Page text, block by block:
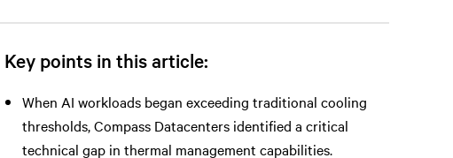
Key points in this article:
When AI workloads began exceeding traditional cooling
thresholds, Compass Datacenters identified a critical
technical gap in thermal management capabilities.